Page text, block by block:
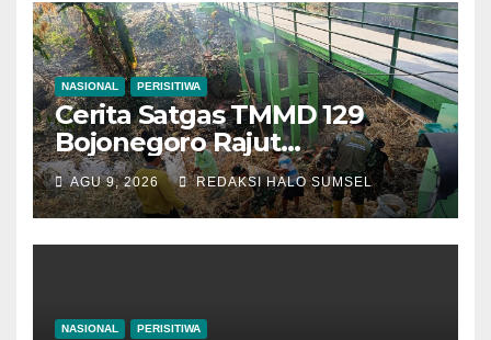
NASIONAL PERISITIWA
Cerita Satgas TMMD 129
Bojonegoro Rajut
Kebersamaan di Jembatan
Brang Etan
AGU 9, 2026 REDAKSI HALO SUMSEL
NASIONAL PERISITIWA